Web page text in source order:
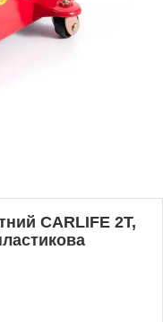
CARLIFE 2Т,